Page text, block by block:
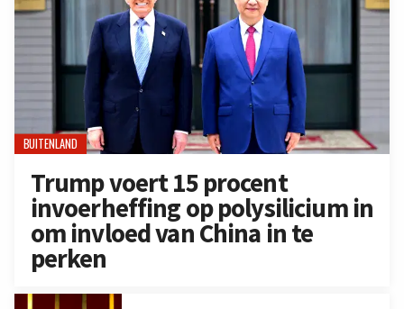
BUITENLAND
Trump voert 15 procent
invoerheffing op polysilicium in
om invloed van China in te
perken